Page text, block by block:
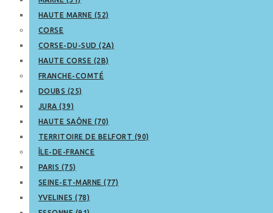
HAUTE MARNE (52)
CORSE
CORSE-DU-SUD (2A)
HAUTE CORSE (2B)
FRANCHE-COMTÉ
DOUBS (25)
JURA (39)
HAUTE SAÔNE (70)
TERRITOIRE DE BELFORT (90)
ÎLE-DE-FRANCE
PARIS (75)
SEINE-ET-MARNE (77)
YVELINES (78)